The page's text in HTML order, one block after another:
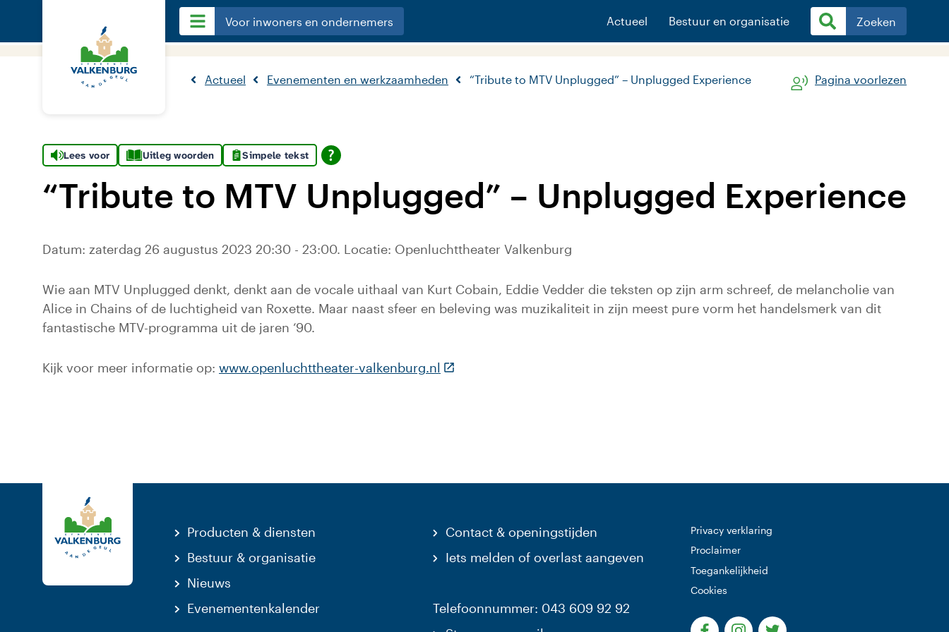
Voor inwoners en ondernemers Actueel Bestuur en organisatie Zoeken
Actueel Evenementen en werkzaamheden “Tribute to MTV Unplugged” – Unplugged Experience Pagina voorlezen
Lees voor Uitleg woorden Simpele tekst
“Tribute to MTV Unplugged” – Unplugged Experience
Datum: zaterdag 26 augustus 2023 20:30 - 23:00. Locatie: Openluchttheater Valkenburg
Wie aan MTV Unplugged denkt, denkt aan de vocale uithaal van Kurt Cobain, Eddie Vedder die teksten op zijn arm schreef, de melancholie van
Alice in Chains of de luchtigheid van Roxette. Maar naast sfeer en beleving was muzikaliteit in zijn meest pure vorm het handelsmerk van dit
fantastische MTV-programma uit de jaren ‘90.
Kijk voor meer informatie op: www.openluchttheater-valkenburg.nl (Deze link gaat naar een externe website)
Producten & diensten
Bestuur & organisatie
Nieuws
Evenementenkalender
Contact & openingstijden
Iets melden of overlast aangeven
Telefoonnummer: 043 609 92 92
Privacy verklaring
Proclaimer
Toegankelijkheid
Cookies
(Deze link gaat naar een externe website)
(Deze link gaat naar een externe
(Deze link gaat naar een